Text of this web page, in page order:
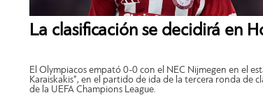
La clasificación se decidirá en
El Olympiacos empató 0-0 con el NEC Nijmegen en el
Karaiskakis”, en el partido de ida de la tercera ronda de
de la UEFA Champions League.